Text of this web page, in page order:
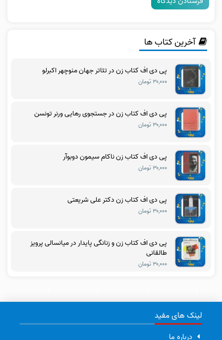
آخرین کتاب ها
پی دی اف کتاب زن در تئاتر جهان منوچهر اکبرلو
۳۰,۰۰۰ تومان
پی دی اف کتاب زن در جستجوی رهایی ورنر تونسن
۳۰,۰۰۰ تومان
پی دی اف کتاب زن ناکام سیمون دوبوآر
۳۰,۰۰۰ تومان
پی دی اف کتاب زن دکتر علی شریعتی
۳۰,۰۰۰ تومان
پی دی اف کتاب زن و زنانگی پایدار در میانسالی پرویز
طالقانی
۳۰,۰۰۰ تومان
لینک های مفید
درباره ما